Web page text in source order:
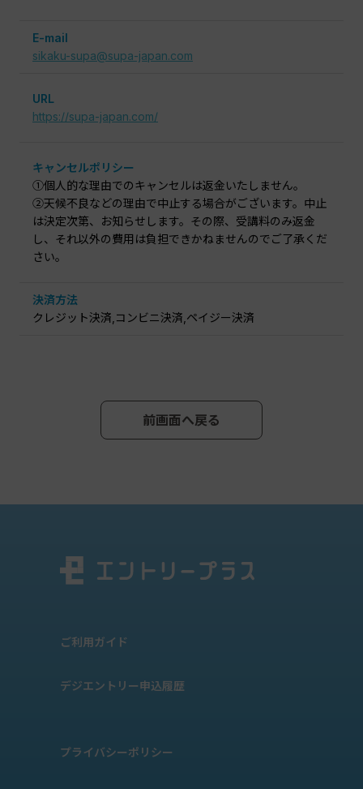
E-mail
sikaku-supa@supa-japan.com
URL
https://supa-japan.com/
キャンセルポリシー
①個人的な理由でのキャンセルは返金いたしません。
②天候不良などの理由で中止する場合がございます。中止
は決定次第、お知らせします。その際、受講料のみ返金
し、それ以外の費用は負担できかねませんのでご了承くだ
さい。
決済方法
クレジット決済,コンビニ決済,ペイジー決済
前画面へ戻る
ご利用ガイド
デジエントリー申込履歴
プライバシーポリシー